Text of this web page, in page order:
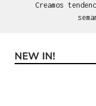
Creamos
Omitir la galería de
NEW IN!